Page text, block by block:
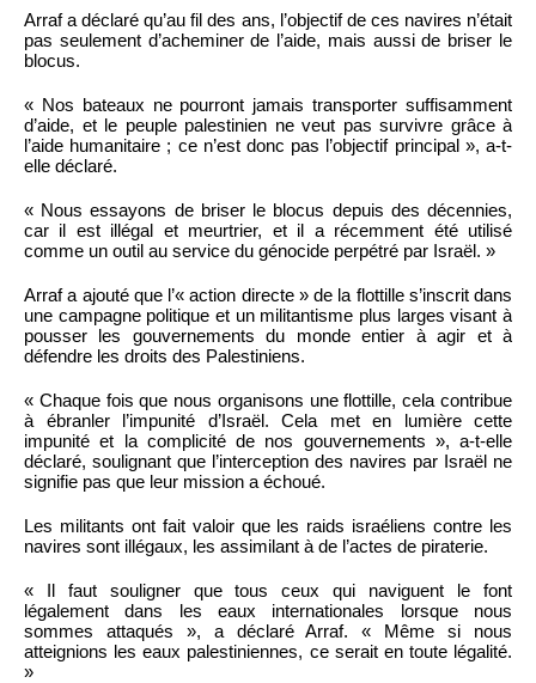
Arraf a déclaré qu’au fil des ans, l’objectif de ces navires n’était
pas seulement d’acheminer de l’aide, mais aussi de briser le
blocus.
« Nos bateaux ne pourront jamais transporter suffisamment
d’aide, et le peuple palestinien ne veut pas survivre grâce à
l’aide humanitaire ; ce n’est donc pas l’objectif principal », a-t-
elle déclaré.
« Nous essayons de briser le blocus depuis des décennies,
car il est illégal et meurtrier, et il a récemment été utilisé
comme un outil au service du génocide perpétré par Israël. »
Arraf a ajouté que l’« action directe » de la flottille s’inscrit dans
une campagne politique et un militantisme plus larges visant à
pousser les gouvernements du monde entier à agir et à
défendre les droits des Palestiniens.
« Chaque fois que nous organisons une flottille, cela contribue
à ébranler l’impunité d’Israël. Cela met en lumière cette
impunité et la complicité de nos gouvernements », a-t-elle
déclaré, soulignant que l’interception des navires par Israël ne
signifie pas que leur mission a échoué.
Les militants ont fait valoir que les raids israéliens contre les
navires sont illégaux, les assimilant à de l’actes de piraterie.
« Il faut souligner que tous ceux qui naviguent le font
légalement dans les eaux internationales lorsque nous
sommes attaqués », a déclaré Arraf. « Même si nous
atteignions les eaux palestiniennes, ce serait en toute légalité.
»